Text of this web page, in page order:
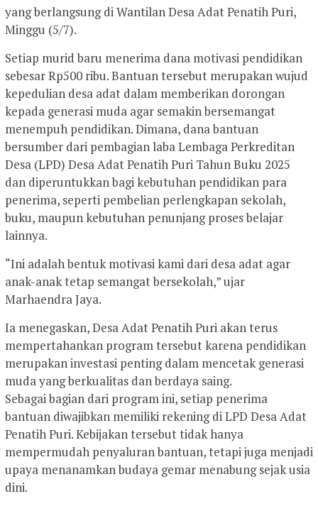
yang berlangsung di Wantilan Desa Adat Penatih Puri,
Minggu (5/7).
Setiap murid baru menerima dana motivasi pendidikan
sebesar Rp500 ribu. Bantuan tersebut merupakan wujud
kepedulian desa adat dalam memberikan dorongan
kepada generasi muda agar semakin bersemangat
menempuh pendidikan. Dimana, dana bantuan
bersumber dari pembagian laba Lembaga Perkreditan
Desa (LPD) Desa Adat Penatih Puri Tahun Buku 2025
dan diperuntukkan bagi kebutuhan pendidikan para
penerima, seperti pembelian perlengkapan sekolah,
buku, maupun kebutuhan penunjang proses belajar
lainnya.
“Ini adalah bentuk motivasi kami dari desa adat agar
anak-anak tetap semangat bersekolah,” ujar
Marhaendra Jaya.
Ia menegaskan, Desa Adat Penatih Puri akan terus
mempertahankan program tersebut karena pendidikan
merupakan investasi penting dalam mencetak generasi
muda yang berkualitas dan berdaya saing.
Sebagai bagian dari program ini, setiap penerima
bantuan diwajibkan memiliki rekening di LPD Desa Adat
Penatih Puri. Kebijakan tersebut tidak hanya
mempermudah penyaluran bantuan, tetapi juga menjadi
upaya menanamkan budaya gemar menabung sejak usia
dini.